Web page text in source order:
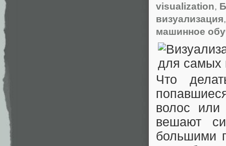
visualization,
визуализация
машинное
Что
волос
вешают
большими